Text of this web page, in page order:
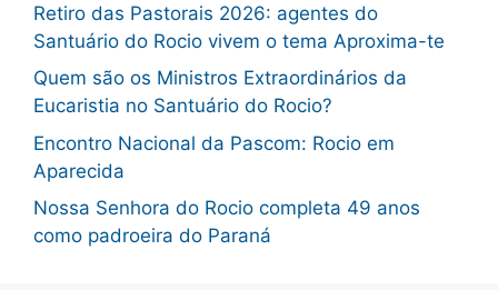
Retiro das Pastorais 2026: agentes do
Santuário do Rocio vivem o tema Aproxima-te
Quem são os Ministros Extraordinários da
Eucaristia no Santuário do Rocio?
Encontro Nacional da Pascom: Rocio em
Aparecida
Nossa Senhora do Rocio completa 49 anos
como padroeira do Paraná